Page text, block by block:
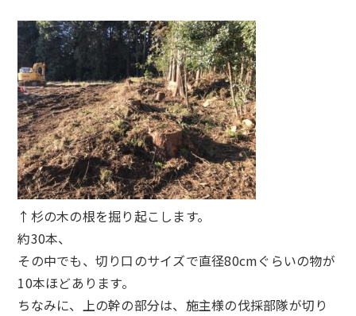
↑杉の木の根を掘り起こします。
約30本、
その中でも、切り口のサイズで直径80cmぐらいの物が
10本ほどあります。
ちなみに、上の幹の部分は、施主様の伐採部隊が切り